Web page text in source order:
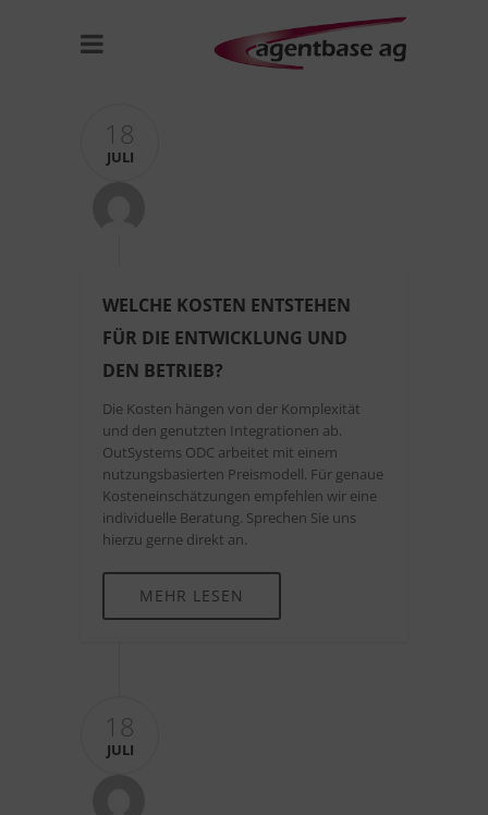
18
JULI
WELCHE KOSTEN ENTSTEHEN
FÜR DIE ENTWICKLUNG UND
DEN BETRIEB?
Die Kosten hängen von der Komplexität
und den genutzten Integrationen ab.
OutSystems ODC arbeitet mit einem
nutzungsbasierten Preismodell. Für genaue
Kosteneinschätzungen empfehlen wir eine
individuelle Beratung. Sprechen Sie uns
hierzu gerne direkt an.
MEHR LESEN
18
JULI